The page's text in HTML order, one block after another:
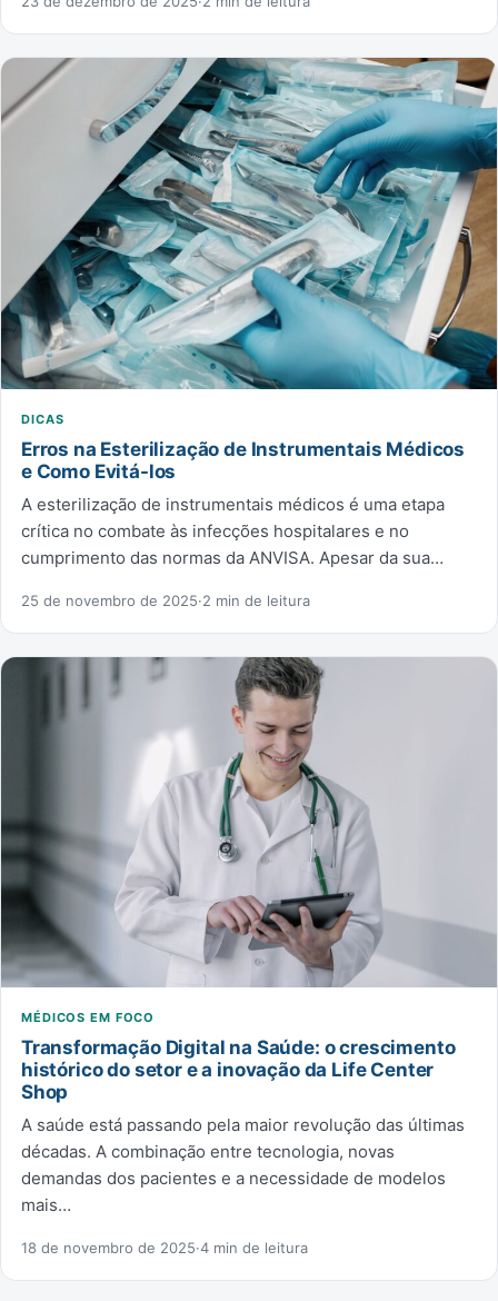
DICAS
Erros na Esterilização de Instrumentais Médicos
e Como Evitá-los
A esterilização de instrumentais médicos é uma etapa
crítica no combate às infecções hospitalares e no
cumprimento das normas da ANVISA. Apesar da sua…
25 de novembro de 2025·2 min de leitura
MÉDICOS EM FOCO
Transformação Digital na Saúde: o crescimento
histórico do setor e a inovação da Life Center
Shop
A saúde está passando pela maior revolução das últimas
décadas. A combinação entre tecnologia, novas
demandas dos pacientes e a necessidade de modelos
mais…
18 de novembro de 2025·4 min de leitura